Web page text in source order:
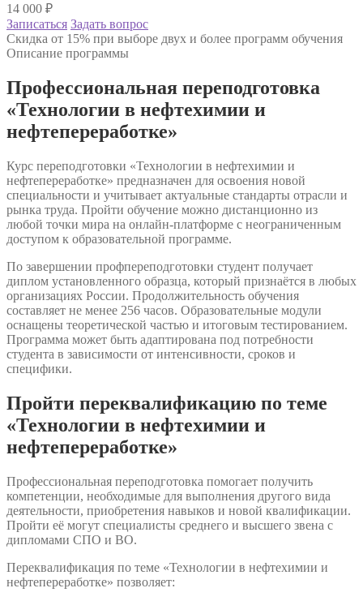
14 000 ₽
Записаться Задать вопрос
Скидка от 15% при выборе двух и более программ обучения
Описание программы
Профессиональная переподготовка
«Технологии в нефтехимии и
нефтепереработке»
Курс переподготовки «Технологии в нефтехимии и
нефтепереработке» предназначен для освоения новой
специальности и учитывает актуальные стандарты отрасли и
рынка труда. Пройти обучение можно дистанционно из
любой точки мира на онлайн-платформе с неограниченным
доступом к образовательной программе.
По завершении профпереподготовки студент получает
диплом установленного образца, который признаётся в любых
организациях России. Продолжительность обучения
составляет не менее 256 часов. Образовательные модули
оснащены теоретической частью и итоговым тестированием.
Программа может быть адаптирована под потребности
студента в зависимости от интенсивности, сроков и
специфики.
Пройти переквалификацию по теме
«Технологии в нефтехимии и
нефтепереработке»
Профессиональная переподготовка помогает получить
компетенции, необходимые для выполнения другого вида
деятельности, приобретения навыков и новой квалификации.
Пройти её могут специалисты среднего и высшего звена с
дипломами СПО и ВО.
Переквалификация по теме «Технологии в нефтехимии и
нефтепереработке» позволяет: